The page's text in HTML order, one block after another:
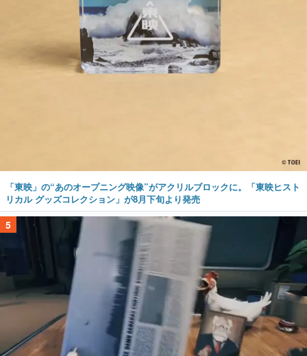
「東映」の“あのオープニング映像”がアクリルブロックに。「東映ヒスト
リカル グッズコレクション」が8月下旬より発売
5